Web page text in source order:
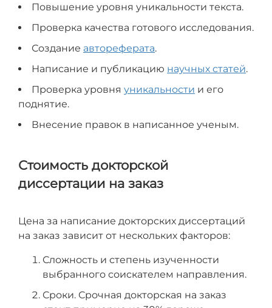
Повышение уровня уникальности текста.
Проверка качества готового исследования.
Создание автореферата.
Написание и публикацию научных статей.
Проверка уровня уникальности и его
поднятие.
Внесение правок в написанное ученым.
Стоимость докторской
диссертации на заказ
Цена за написание докторских диссертаций
на заказ зависит от нескольких факторов:
Сложность и степень изученности
выбранного соискателем направления.
Сроки. Срочная докторская на заказ